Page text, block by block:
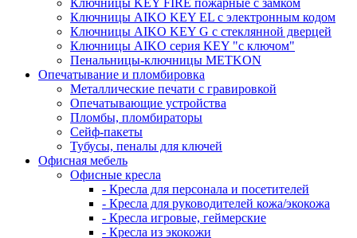
Ключницы KEY FIRE пожарные с замком
Ключницы AIKO KEY EL с электронным кодом
Ключницы AIKO KEY G с стеклянной дверцей
Ключницы AIKO серия KEY "с ключом"
Пенальницы-ключницы METKON
Опечатывание и пломбировка
Металлические печати с гравировкой
Опечатывающие устройства
Пломбы, пломбираторы
Сейф-пакеты
Тубусы, пеналы для ключей
Офисная мебель
Офисные кресла
- Кресла для персонала и посетителей
- Кресла для руководителей кожа/экокожа
- Кресла игровые, геймерские
- Кресла из экокожи